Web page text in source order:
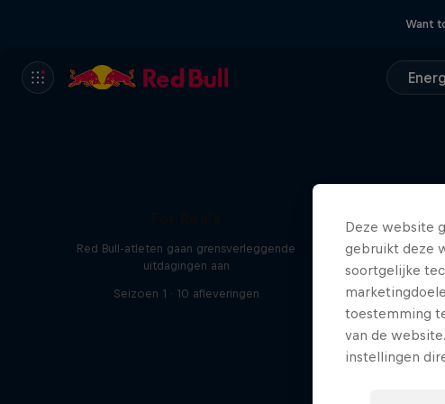
Want
Red Bull-atleten gaan grensverleggende
uitdagingen aan
Seizoen 1 · 10 afleveringen
Deze website
gebruikt deze
soortgelijke
toestemming
van de
instellingen